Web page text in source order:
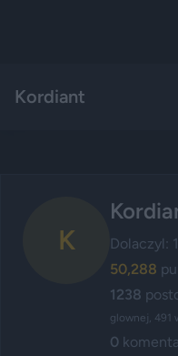
Kordiant
K
Dolaczyl:
50,288
1238
glownej, 491
0